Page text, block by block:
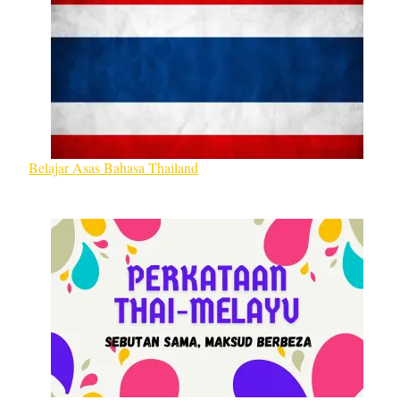
Belajar Asas Bahasa Thailand